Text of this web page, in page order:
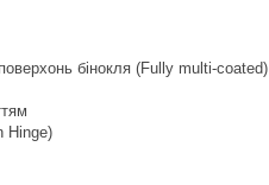
бінокля (Fully multi-coated)
Hinge)